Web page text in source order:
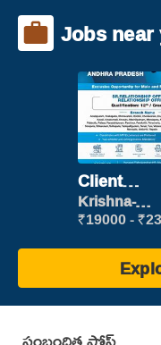
Jobs
Client
Relationship
Executive
Krishna-
vijayawada
₹19000 -